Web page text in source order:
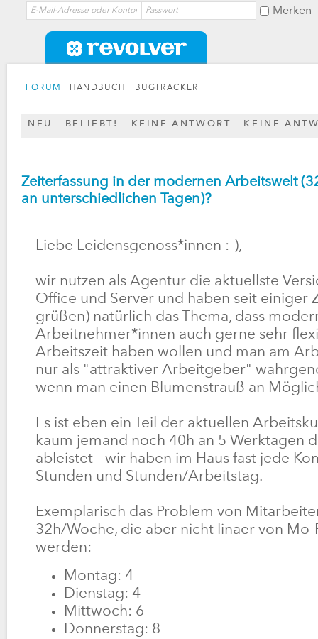
Merken
FORUM HANDBUCH BUGTRACKER
NEU BELIEBT! KEINE ANTWORT KEINE
Zeiterfassung in der modernen Arbeitswelt
an unterschiedlichen Tagen)?
Liebe Leidensgenoss*innen :-),
wir nutzen als Agentur die aktuellste
Office und Server und haben seit einiger
grüßen) natürlich das Thema, dass
Arbeitnehmer*innen auch gerne sehr
Arbeitszeit haben wollen und man am
nur als "attraktiver Arbeitgeber"
wenn man einen Blumenstrauß an
Es ist eben ein Teil der aktuellen
kaum jemand noch 40h an 5 Werktagen
ableistet - wir haben im Haus fast jede
Stunden und Stunden/Arbeitstag.
Exemplarisch das Problem von
32h/Woche, die aber nicht linaer von
werden:
Montag: 4
Dienstag: 4
Mittwoch: 6
Donnerstag: 8